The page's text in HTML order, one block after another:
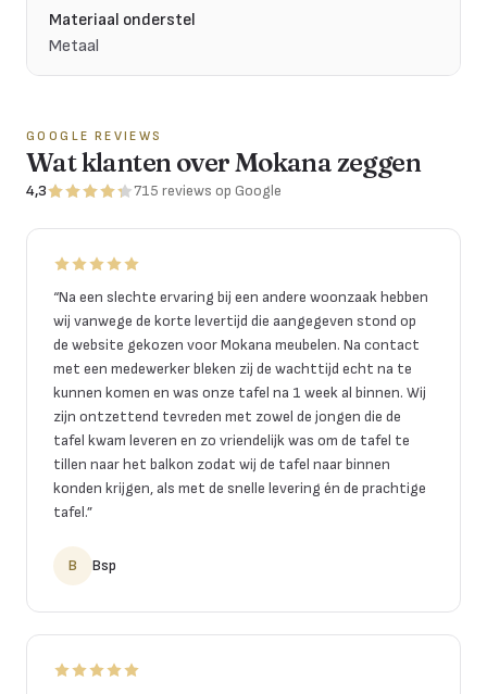
Materiaal onderstel
Metaal
GOOGLE REVIEWS
Wat klanten over Mokana zeggen
4,3 715 reviews op Google
“Na een slechte ervaring bij een andere woonzaak hebben
wij vanwege de korte levertijd die aangegeven stond op
de website gekozen voor Mokana meubelen. Na contact
met een medewerker bleken zij de wachttijd echt na te
kunnen komen en was onze tafel na 1 week al binnen. Wij
zijn ontzettend tevreden met zowel de jongen die de
tafel kwam leveren en zo vriendelijk was om de tafel te
tillen naar het balkon zodat wij de tafel naar binnen
konden krijgen, als met de snelle levering én de prachtige
tafel.”
B Bsp